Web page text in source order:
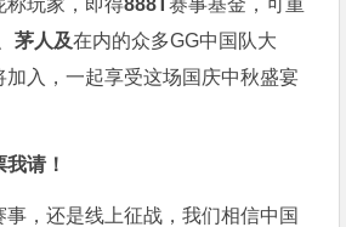
、茅人及在内的众多GG中国队大
加入，一起享受这场国庆中秋盛宴
请！
事，还是线上征战，我们相信中国